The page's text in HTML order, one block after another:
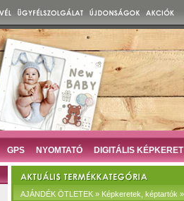
GPS NYOMTATÓ DIGITÁLIS KÉPKERET
AJÁNDÉK ÖTLETEK » Képkeretek, képtartók